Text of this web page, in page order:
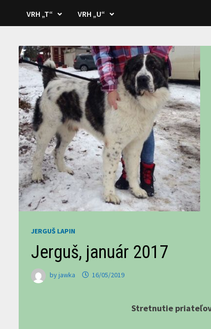
VRH „T“ VRH „U“
JERGUŠ LAPIN
Jerguš, január 2017
byjawka 16/05/2019
Stretnutie priateľov